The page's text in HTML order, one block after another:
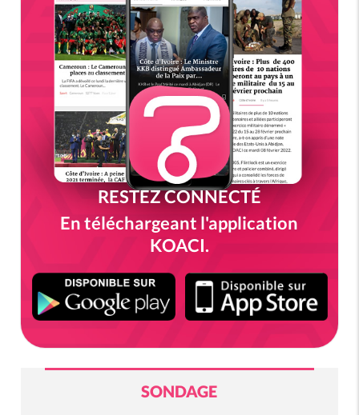
RESTEZ CONNECTÉ
En téléchargeant l'application
KOACI.
SONDAGE